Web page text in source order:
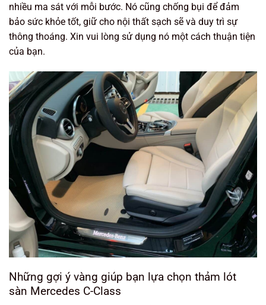
nhiều ma sát với mỗi bước. Nó cũng chống bụi để đảm
bảo sức khỏe tốt, giữ cho nội thất sạch sẽ và duy trì sự
thông thoáng. Xin vui lòng sử dụng nó một cách thuận tiện
của bạn.
Những gợi ý vàng giúp bạn lựa chọn thảm lót
sàn Mercedes C-Class